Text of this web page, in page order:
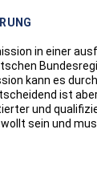
in einer
kann es
ist
und
sein und